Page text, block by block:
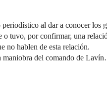
al dar a conocer los
o tuvo, por confirmar, una
no hablen de esta relación.
maniobra del comando de